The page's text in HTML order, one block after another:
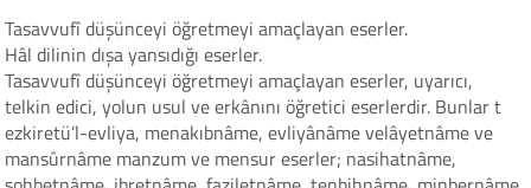
Tasavvufî düşünceyi öğretmeyi amaçlayan eserler.
Hâl dilinin dışa yansıdığı eserler.
Tasavvufî düşünceyi öğretmeyi amaçlayan eserler, uyarıcı,
telkin edici, yolun usul ve erkânını öğretici eserlerdir. Bunlar t
ezkiretü’l-evliya, menakıbnâme, evliyânâme velâyetnâme ve
mansûrnâme manzum ve mensur eserler; nasihatnâme,